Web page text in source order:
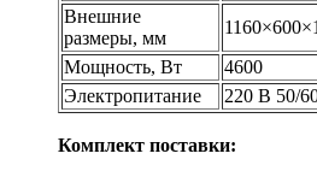
Внешние
размеры, мм
Мощность, Вт
4600
Электропитание
220 В 50/
Комплект поставки: